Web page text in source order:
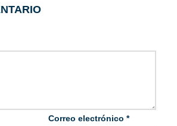
Correo electrónico *